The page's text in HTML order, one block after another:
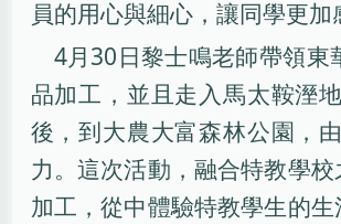
員的用心與細心，讓同學更加
4月30日黎士鳴老師帶領東
品加工，並且走入馬太鞍溼
後，到大農大富森林公園，
力。這次活動，融合特教學
加工，從中體驗特教學生的